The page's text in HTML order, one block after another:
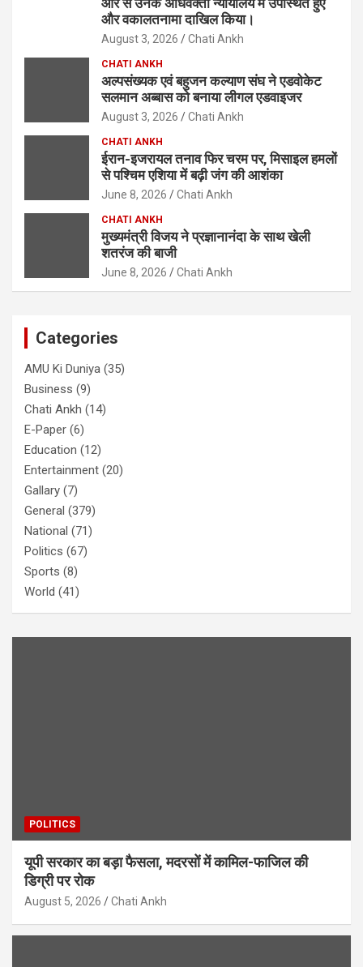
ओर से उनके अधिवक्ता न्यायालय में उपस्थित हुए
और वकालतनामा दाखिल किया।
August 3, 2026 Chati Ankh
CHATI ANKH
अल्पसंख्यक एवं बहुजन कल्याण संघ ने एडवोकेट
सलमान अब्बास को बनाया लीगल एडवाइजर
August 3, 2026 Chati Ankh
CHATI ANKH
ईरान-इजरायल तनाव फिर चरम पर, मिसाइल हमलों
से पश्चिम एशिया में बढ़ी जंग की आशंका
June 8, 2026 Chati Ankh
CHATI ANKH
मुख्यमंत्री विजय ने प्रज्ञानानंदा के साथ खेली
शतरंज की बाजी
June 8, 2026 Chati Ankh
Categories
AMU Ki Duniya (35)
Business (9)
Chati Ankh (14)
E-Paper (6)
Education (12)
Entertainment (20)
Gallary (7)
General (379)
National (71)
Politics (67)
Sports (8)
World (41)
POLITICS
यूपी सरकार का बड़ा फैसला, मदरसों में कामिल-फाजिल की
डिग्री पर रोक
August 5, 2026 Chati Ankh